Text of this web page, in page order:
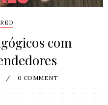
com
/ 0 COMMENT